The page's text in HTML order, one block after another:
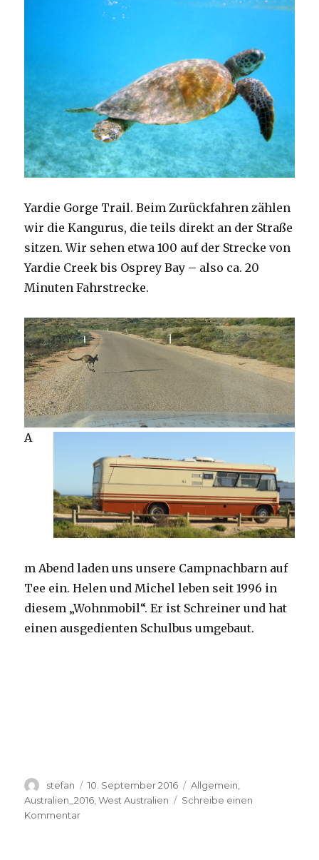
Yardie Gorge Trail. Beim Zurückfahren zählen
wir die Kangurus, die teils direkt an der Straße
sitzen. Wir sehen etwa 100 auf der Strecke von
Yardie Creek bis Osprey Bay – also ca. 20
Minuten Fahrstrecke.
A
m Abend laden uns unsere Campnachbarn auf
Tee ein. Helen und Michel leben seit 1996 in
diesem „Wohnmobil“. Er ist Schreiner und hat
einen ausgedienten Schulbus umgebaut.
Autor
stefan
Veröffentlicht
am
10. September 2016 Kategorien
Allgemein
Australien_2016 ,West Australien
Schreibe einen
Kommentarzu